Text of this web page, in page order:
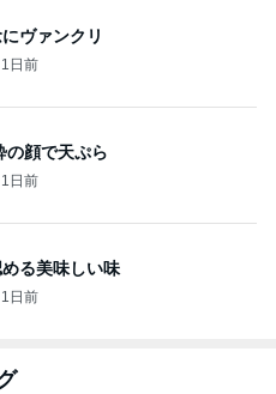
ヴァンクリ
1日前
の顔で天ぷら
1日前
る美味しい味
1日前